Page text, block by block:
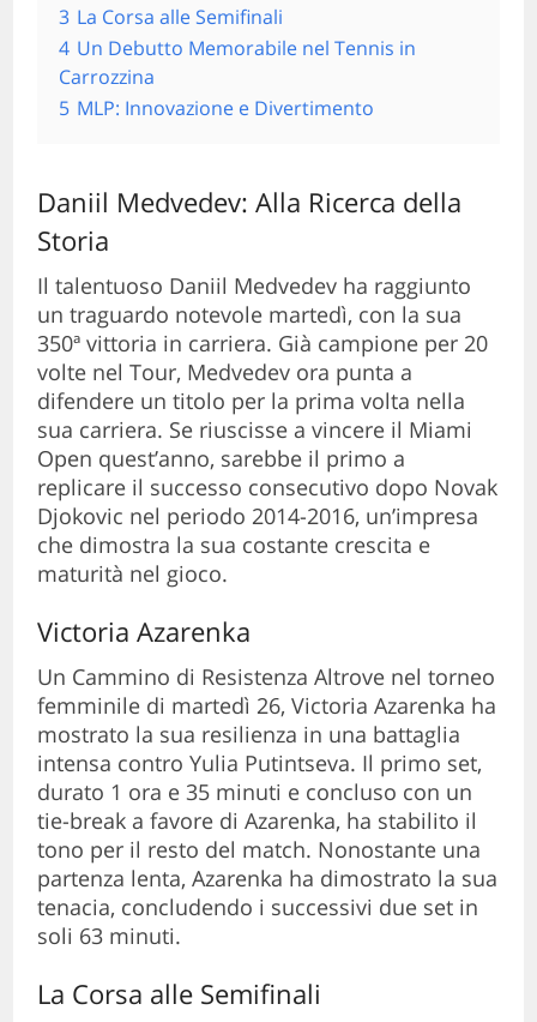
3 La Corsa alle Semifinali
4 Un Debutto Memorabile nel Tennis in
Carrozzina
5 MLP: Innovazione e Divertimento
Daniil Medvedev: Alla Ricerca della
Storia
Il talentuoso Daniil Medvedev ha raggiunto
un traguardo notevole martedì, con la sua
350ª vittoria in carriera. Già campione per 20
volte nel Tour, Medvedev ora punta a
difendere un titolo per la prima volta nella
sua carriera. Se riuscisse a vincere il Miami
Open quest’anno, sarebbe il primo a
replicare il successo consecutivo dopo Novak
Djokovic nel periodo 2014-2016, un’impresa
che dimostra la sua costante crescita e
maturità nel gioco.
Victoria Azarenka
Un Cammino di Resistenza Altrove nel torneo
femminile di martedì 26, Victoria Azarenka ha
mostrato la sua resilienza in una battaglia
intensa contro Yulia Putintseva. Il primo set,
durato 1 ora e 35 minuti e concluso con un
tie-break a favore di Azarenka, ha stabilito il
tono per il resto del match. Nonostante una
partenza lenta, Azarenka ha dimostrato la sua
tenacia, concludendo i successivi due set in
soli 63 minuti.
La Corsa alle Semifinali